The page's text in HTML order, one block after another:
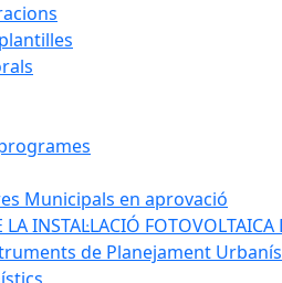
Municipals en aprovació
INSTAL·LACIÓ
de Planejament